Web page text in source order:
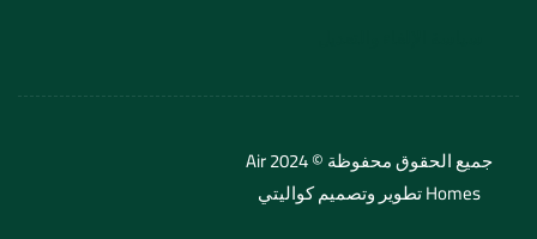
جميع الحقوق محفوظة © 2024 Air
Homes تطوير وتصميم
كواليتي